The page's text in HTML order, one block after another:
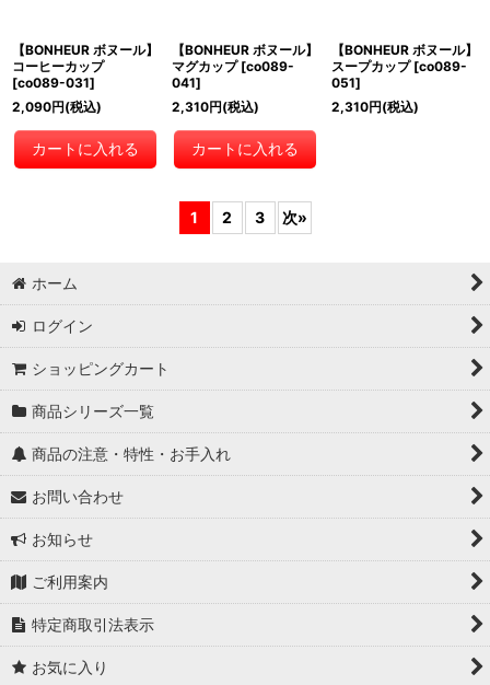
【BONHEUR ボヌール】
コーヒーカップ
[co089-031]
2,090円(税込)
カートに入れる
【BONHEUR ボヌール】
マグカップ [co089-
041]
2,310円(税込)
カートに入れる
【BONHEUR ボヌール】
スープカップ [co089-
051]
2,310円(税込)
1 2 3 次»
ホーム
ログイン
ショッピングカート
商品シリーズ一覧
商品の注意・特性・お手入れ
お問い合わせ
お知らせ
ご利用案内
特定商取引法表示
お気に入り